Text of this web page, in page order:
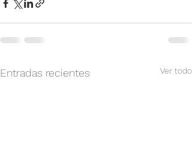
Entradas recientes Ver todo